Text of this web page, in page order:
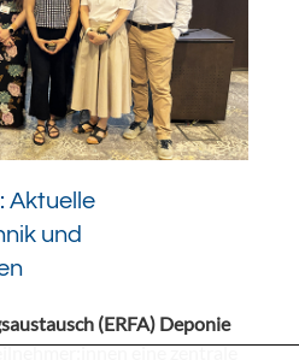
Aktuelle
und
(ERFA) Deponie
eine zentrale